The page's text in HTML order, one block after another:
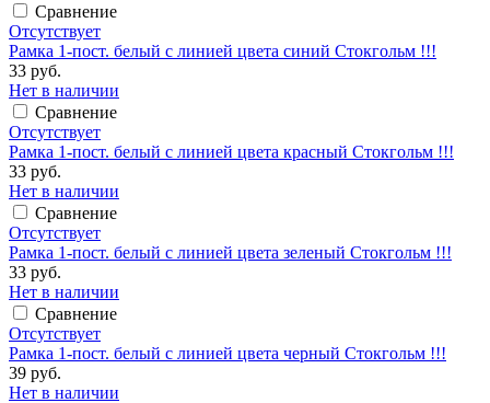
Сравнение
Отсутствует
Рамка 1-пост. белый с линией цвета синий Стокгольм !!!
33 руб.
Нет в наличии
Сравнение
Отсутствует
Рамка 1-пост. белый с линией цвета красный Стокгольм !!!
33 руб.
Нет в наличии
Сравнение
Отсутствует
Рамка 1-пост. белый с линией цвета зеленый Стокгольм !!!
33 руб.
Нет в наличии
Сравнение
Отсутствует
Рамка 1-пост. белый с линией цвета черный Стокгольм !!!
39 руб.
Нет в наличии